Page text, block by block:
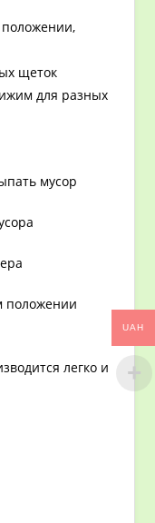
щеток
для разных
мусор
положении
легко и
UAH